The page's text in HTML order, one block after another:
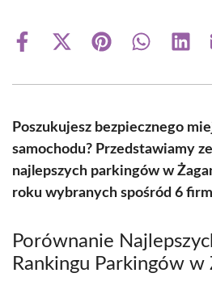
Share
Share
(Twitter)
Share Share Share
Poszukujesz bezpiecznego
samochodu? Przedstawiamy
najlepszych parkingów w
roku wybranych spośród 6
Porównanie
Rankingu Parkingów w